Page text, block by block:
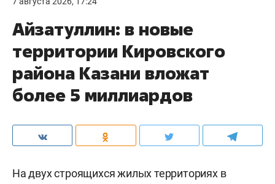
Айзатуллин: в новые
территории Кировского
района Казани вложат
более 5 миллиардов
На двух строящихся жилых территориях в